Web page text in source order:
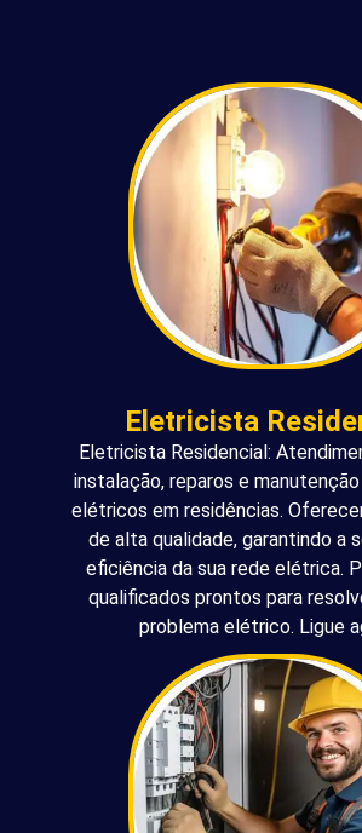
Eletricista
Eletricista Residencial:
instalação, reparos e
elétricos em residências.
de alta qualidade, garantindo a
eficiência da sua rede elétrica.
qualificados prontos para
problema elétrico. Ligue